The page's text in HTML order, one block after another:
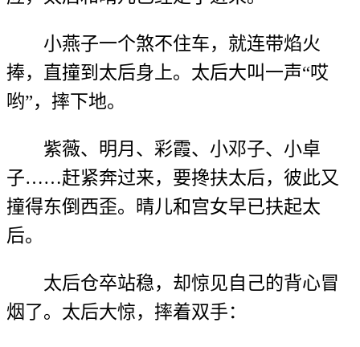
小燕子一个煞不住车，就连带焰火
捧，直撞到太后身上。太后大叫一声“哎
哟”，摔下地。
紫薇、明月、彩霞、小邓子、小卓
子……赶紧奔过来，要搀扶太后，彼此又
撞得东倒西歪。晴儿和宫女早已扶起太
后。
太后仓卒站稳，却惊见自己的背心冒
烟了。太后大惊，摔着双手：